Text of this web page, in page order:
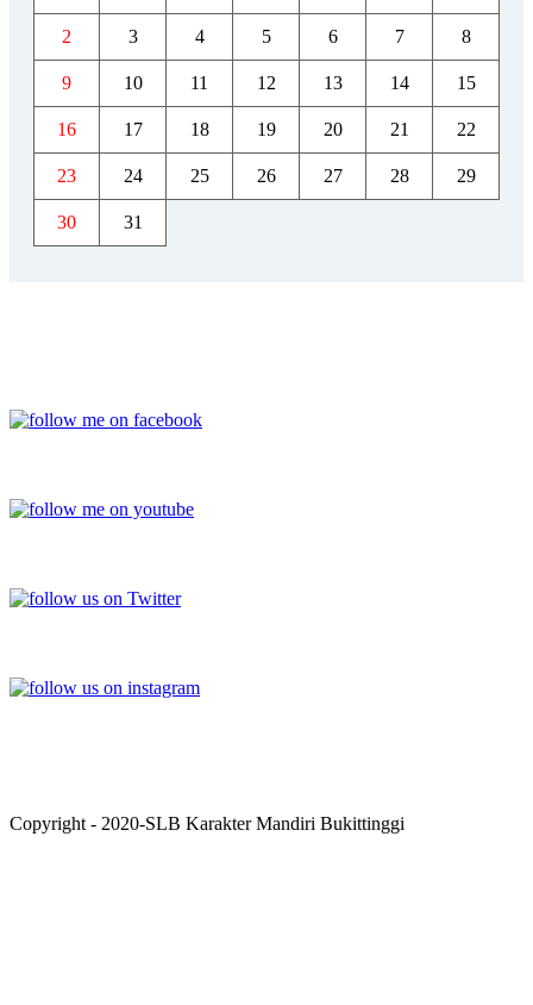
2 3 4 5 6 7 8
9 10 11 12 13 14 15
16 17 18 19 20 21 22
23 24 25 26 27 28 29
30 31
Copyright - 2020-SLB Karakter Mandiri Bukittinggi